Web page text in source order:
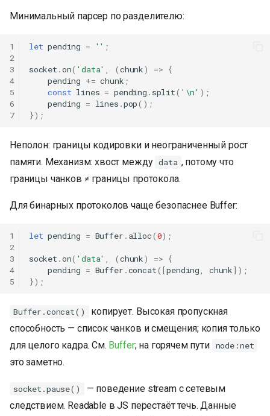
Минимальный парсер по разделителю:
1
2
3
4
5
6
7
let pending = '' ;
socket .on( 'data' , (chunk) => {
pending += chunk ;
const lines = pending . split( '\n' );
pending = lines .pop();
});
Неполон: границы кодировки и неограниченный рост
памяти. Механизм: хвост между data , потому что
границы чанков ≠ границы протокола.
Для бинарных протоколов чаще безопаснее Buffer:
1
2
3
4
5
let pending = Buffer . alloc(0);
socket .on( 'data' , (chunk) => {
pending = Buffer .concat([pending, chunk]);
});
Buffer.concat()
копирует. Высокая пропускная
способность — список чанков и смещения; копия только
для целого кадра. См. Buffer; на горячем пути node:net
это заметно.
socket.pause()
— поведение stream с сетевым
следствием. Readable в JS перестаёт течь. Данные